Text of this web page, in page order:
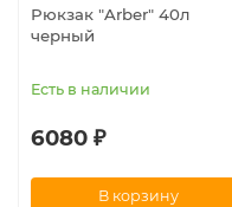
Рюкзак "Arber" 40л
черный
Есть в наличии
6080 ₽
В корзину